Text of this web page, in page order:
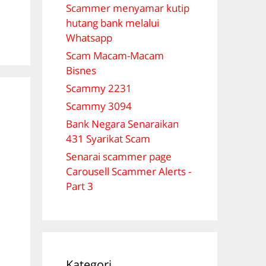
Scammer menyamar kutip
hutang bank melalui
Whatsapp
Scam Macam-Macam
Bisnes
Scammy 2231
Scammy 3094
Bank Negara Senaraikan
431 Syarikat Scam
Senarai scammer page
Carousell Scammer Alerts -
Part 3